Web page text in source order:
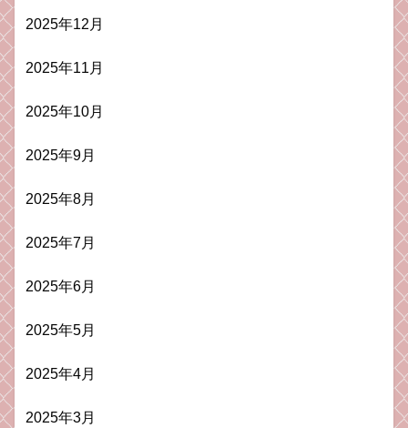
2025年12月
2025年11月
2025年10月
2025年9月
2025年8月
2025年7月
2025年6月
2025年5月
2025年4月
2025年3月